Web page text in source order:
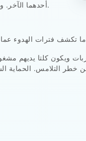
أحدهما الآخر. وتبدأ التأخيرات الصغيرة في التكرار حتى يقوم الموظفون دون وعي بتعديل مسارهم.
ويكون كلتا